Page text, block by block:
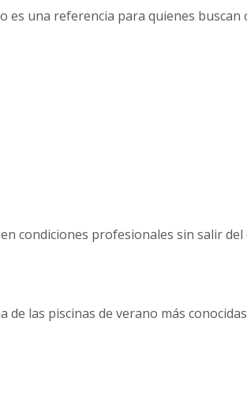
es una referencia para quienes buscan
condiciones profesionales sin salir
las piscinas de verano más